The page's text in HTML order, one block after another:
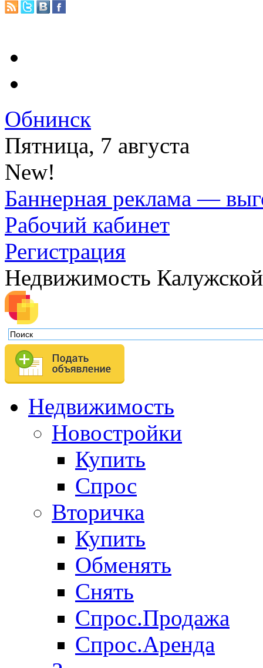
Обнинск
Пятница, 7 августа
New!
Баннерная реклама —
Рабочий кабинет
Регистрация
Недвижимость
Недвижимость
Новостройки
Купить
Спрос
Вторичка
Купить
Обменять
Снять
Спрос.Продажа
Спрос.Аренда